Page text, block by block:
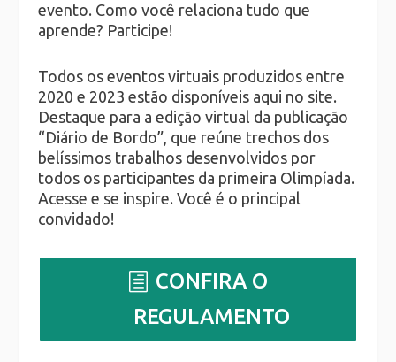
evento. Como você relaciona tudo que
aprende? Participe!
Todos os eventos virtuais produzidos entre
2020 e 2023 estão disponíveis aqui no site.
Destaque para a edição virtual da publicação
“Diário de Bordo”, que reúne trechos dos
belíssimos trabalhos desenvolvidos por
todos os participantes da primeira Olimpíada.
Acesse e se inspire. Você é o principal
convidado!
CONFIRA O
REGULAMENTO